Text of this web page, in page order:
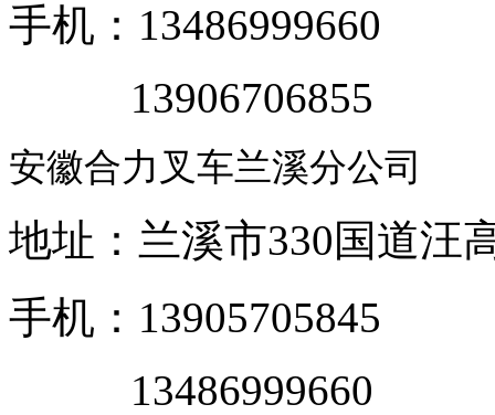
手机：13486999660
13906706855
安徽合力叉车兰溪分公司
地址：兰溪市330国道汪
手机：13905705845
13486999660